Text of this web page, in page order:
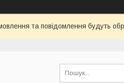
та повідомлення будуть